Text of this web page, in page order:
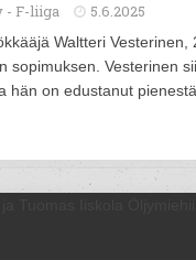
- F-liiga 5.6.2025
Waltteri Vesterinen,
sopimuksen. Vesterinen
hän on edustanut